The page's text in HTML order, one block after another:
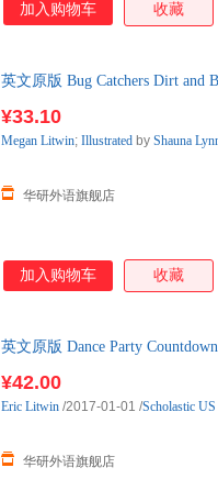
加入购物车 收藏
英文原版 Bug Catchers Dirt
¥33.10
华研外语旗舰店
Megan Litwin; Illustrated by Shauna
加入购物车 收藏
英文原版 Dance Party
¥42.00
华研外语旗舰店
Eric Litwin /2017-01-01 /Scholastic US